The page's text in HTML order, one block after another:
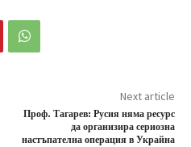
Next article
Проф. Тагарев: Русия няма ресурс
да организира сериозна
настъпателна операция в Украйна